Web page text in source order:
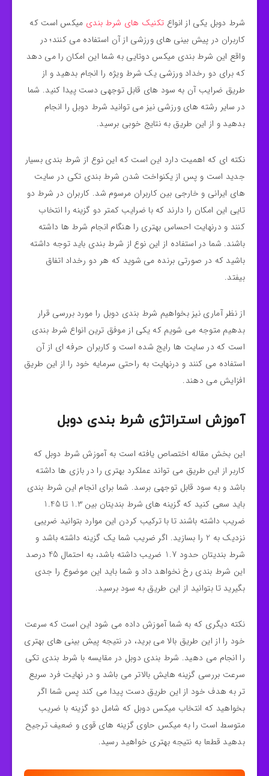
شرط دوبل یکی از انواع تکنیک های شرط بندی میکس است که
کاربران در پیش‌ بینی‌ های ورزشی از آن استفاده می‌ کنند؛ در
واقع این شرط‌ بندی میکس دوتایی به شما این امکان را می‌ دهد
که برای دو رخداد ورزشی یک شرط ویژه را انجام بدهید و از
طریق ضرایب آن به سود های قابل‌ توجهی دست پیدا کنید. شما
در سایر رشته‌ های ورزشی نیز می‌ توانید شرط دوبل را انجام
بدهید و از این طریق به نتایج خوبی برسید.
نکته‌ ای که اهمیت دارد این است که این نوع از شرط‌ بندی بسیار
جدید است و پس‌ از یکنواخت شدن شرط‌ بندی تکی در سایت‌
های ایرانی و خارجی بین کاربران مرسوم شد. کاربران در شرط دو
تایی این امکان را دارند که با ضرایب کمتر دو گزینه را انتخاب
کنند و درنهایت احساس بهتری را هنگام انجام شرط‌ ها داشته
باشند. شما در استفاده از این نوع از شرط‌ بندی باید توجه داشته
باشید که در صورتی برنده می‌ شوید که هر دو رخداد اتفاق
بیفتد.
از نظر آماری نیز بخواهیم شرط بندی دوبل را مورد بررسی قرار
بدهیم متوجه می‌ شویم که یکی از موفق‌ ترین انواع شرط‌ بندی
است که در سایت‌ ها رایج شده‌ است و کاربران حرفه‌ ای از آن
استفاده می‌ کنند و درنهایت به راحتی سرمایه خود را از این طریق
افزایش می‌ دهند.
آموزش استراتژی شرط بندی دوبل
این بخش مقاله اختصاص‌ یافته است به آموزش شرط دوبل که
کاربر از این طریق می‌ تواند عملکرد بهتری را در بازی‌ ها داشته
باشد و به سود قابل‌ توجهی برسد. شما برای انجام این شرط‌ بندی
باید سعی کنید که گزینه‌ های شرط‌ بندیتان بین 1.3 تا 1.45
ضریب داشته باشند تا با ترکیب کردن این موارد بتوانید ضریبی
نزدیک به 2 را بسازید. اگر ضریب شما یک گزینه داشته باشد و
شرط بندیتان حدود 1.7 ضریب داشته باشد، به‌ احتمال 45 درصد
این شرط‌ بندی رخ نخواهد داد و شما باید این‌ موضوع را جدی
بگیرید تا بتوانید از این طریق به سود برسید.
نکته دیگری که به شما آموزش داده می‌ شود این است که سرعت
خود را از این طریق بالا می‌ برید، در نتیجه پیش‌ بینی‌ های بهتری
را انجام می‌ دهید. شرط‌ بندی دوبل در مقایسه با شرط‌ بندی تکی
سرعت بررسی گزینه‌ هایش بالاتر می‌ باشد و در نهایت فرد سریع‌
تر به هدف خود از این طریق دست پیدا می‌ کند پس شما اگر
بخواهید که انتخاب میکس دوبل که شامل دو گزینه با ضریب
متوسط است را به میکس حاوی گزینه‌ های قوی و ضعیف ترجیح
بدهید قطعا به نتیجه بهتری خواهید رسید.